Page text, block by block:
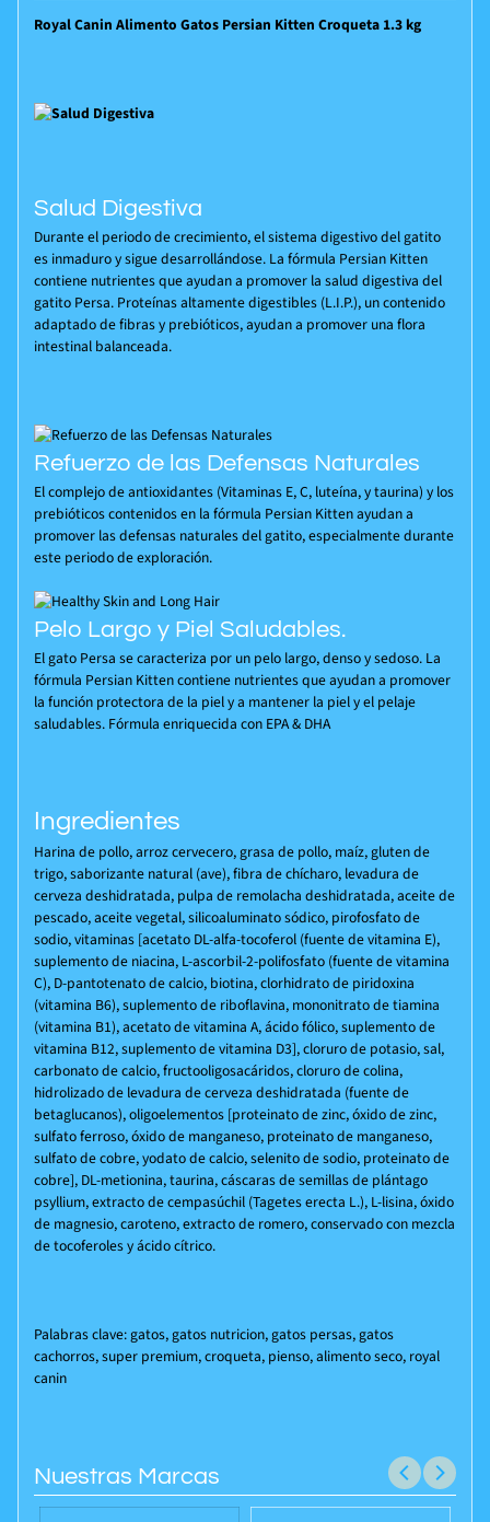
Royal Canin Alimento Gatos Persian Kitten Croqueta 1.3 kg
Salud Digestiva
Durante el periodo de crecimiento, el sistema digestivo del gatito
es inmaduro y sigue desarrollándose. La fórmula Persian Kitten
contiene nutrientes que ayudan a promover la salud digestiva del
gatito Persa. Proteínas altamente digestibles (L.I.P.), un contenido
adaptado de fibras y prebióticos, ayudan a promover una flora
intestinal balanceada.
Refuerzo de las Defensas Naturales
El complejo de antioxidantes (Vitaminas E, C, luteína, y taurina) y los
prebióticos contenidos en la fórmula Persian Kitten ayudan a
promover las defensas naturales del gatito, especialmente durante
este periodo de exploración.
Pelo Largo y Piel Saludables.
El gato Persa se caracteriza por un pelo largo, denso y sedoso. La
fórmula Persian Kitten contiene nutrientes que ayudan a promover
la función protectora de la piel y a mantener la piel y el pelaje
saludables. Fórmula enriquecida con EPA & DHA
Ingredientes
Harina de pollo, arroz cervecero, grasa de pollo, maíz, gluten de
trigo, saborizante natural (ave), fibra de chícharo, levadura de
cerveza deshidratada, pulpa de remolacha deshidratada, aceite de
pescado, aceite vegetal, silicoaluminato sódico, pirofosfato de
sodio, vitaminas [acetato DL-alfa-tocoferol (fuente de vitamina E),
suplemento de niacina, L-ascorbil-2-polifosfato (fuente de vitamina
C), D-pantotenato de calcio, biotina, clorhidrato de piridoxina
(vitamina B6), suplemento de riboflavina, mononitrato de tiamina
(vitamina B1), acetato de vitamina A, ácido fólico, suplemento de
vitamina B12, suplemento de vitamina D3], cloruro de potasio, sal,
carbonato de calcio, fructooligosacáridos, cloruro de colina,
hidrolizado de levadura de cerveza deshidratada (fuente de
betaglucanos), oligoelementos [proteinato de zinc, óxido de zinc,
sulfato ferroso, óxido de manganeso, proteinato de manganeso,
sulfato de cobre, yodato de calcio, selenito de sodio, proteinato de
cobre], DL-metionina, taurina, cáscaras de semillas de plántago
psyllium, extracto de cempasúchil (Tagetes erecta L.), L-lisina, óxido
de magnesio, caroteno, extracto de romero, conservado con mezcla
de tocoferoles y ácido cítrico.
Palabras clave: gatos, gatos nutricion, gatos persas, gatos
cachorros, super premium, croqueta, pienso, alimento seco, royal
canin
Nuestras Marcas